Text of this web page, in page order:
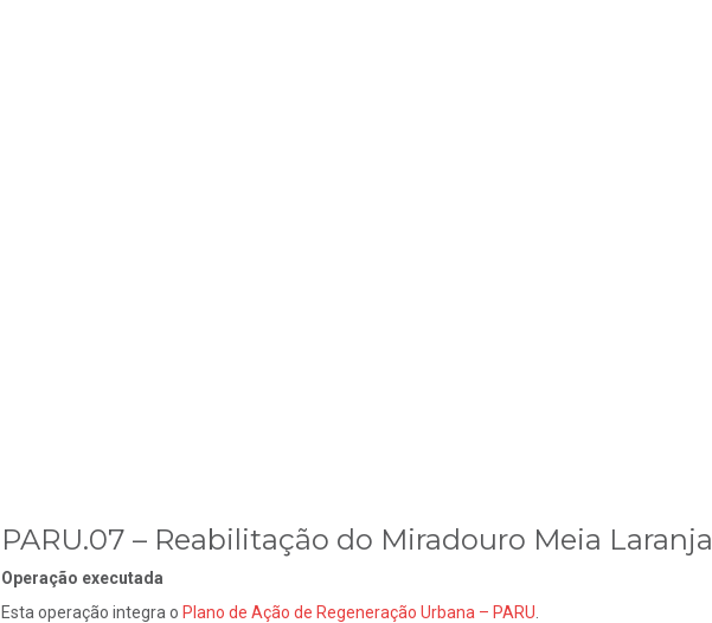
PARU.07 – Reabilitação do Miradouro Meia Laranja
Operação executada
Esta operação integra o Plano de Ação de Regeneração Urbana – PARU